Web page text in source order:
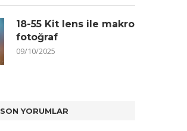
18-55 Kit lens ile makro
fotoğraf
09/10/2025
SON YORUMLAR